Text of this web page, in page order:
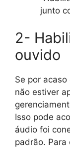
junto
2-
ouvido
Se por
não estiver
Isso pode
áudio foi
padrão. Para